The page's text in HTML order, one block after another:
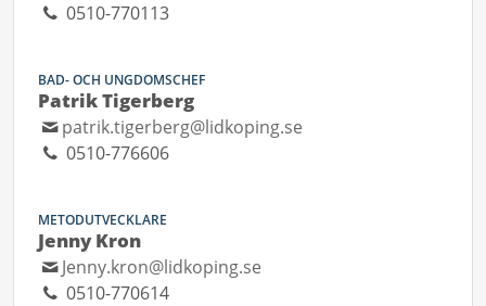
0510-770113
BAD- OCH UNGDOMSCHEF
Patrik Tigerberg
patrik.tigerberg@lidkoping.se
0510-776606
METODUTVECKLARE
Jenny Kron
Jenny.kron@lidkoping.se
0510-770614